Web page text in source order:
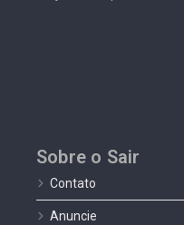
Sobre o Sair
Contato
Anuncie